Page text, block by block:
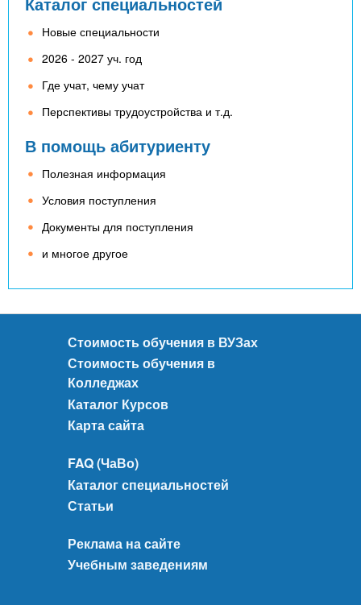
Новые специальности
2026 - 2027 уч. год
Где учат, чему учат
Перспективы трудоустройства и т.д.
В помощь абитуриенту
Полезная информация
Условия поступления
Документы для поступления
и многое другое
Стоимость обучения в ВУЗах
Стоимость обучения в
Колледжах
Каталог Курсов
Карта сайта
FAQ (ЧаВо)
Каталог специальностей
Статьи
Реклама на сайте
Учебным заведениям